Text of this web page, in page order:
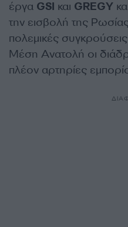
έργα GSI και GREGY
την εισβολή της
πολεμικές
Μέση Ανατολή οι
πλέον αρτηρίες